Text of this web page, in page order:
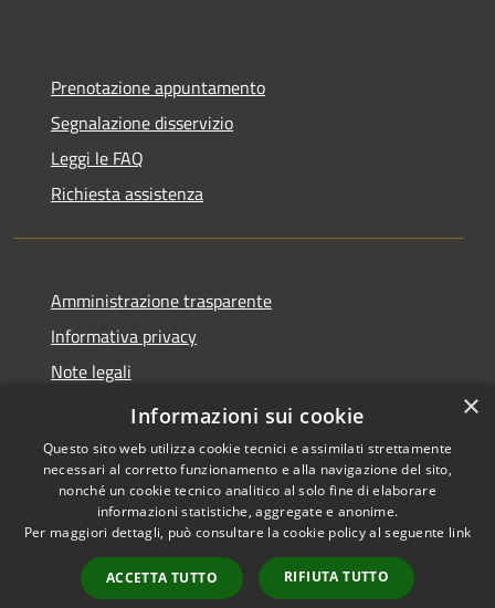
Prenotazione appuntamento
Segnalazione disservizio
Leggi le FAQ
Richiesta assistenza
Amministrazione trasparente
Informativa privacy
Note legali
Dichiarazione di accessibilità
Accessibilità
Copyright © 2026 • Comune di
Cassano d'Adda • Powered by
Municipium•
Accesso
redazione
×
Informazioni sui cookie
Questo sito web utilizza cookie tecnici e assimilati strettamente
necessari al corretto funzionamento e alla navigazione del sito,
nonché un cookie tecnico analitico al solo fine di elaborare
informazioni statistiche, aggregate e anonime.
Per maggiori dettagli, può consultare la cookie policy al seguente link
ACCETTA TUTTO RIFIUTA TUTTO